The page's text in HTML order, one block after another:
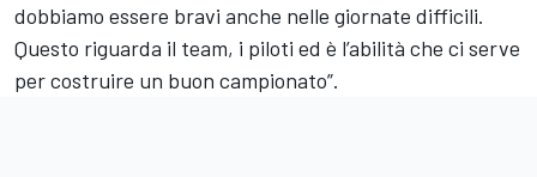
dobbiamo essere bravi anche nelle giornate difficili.
Questo riguarda il team, i piloti ed è l’abilità che ci serve
per costruire un buon campionato”.